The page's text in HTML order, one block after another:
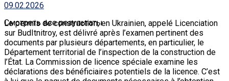
Смотреть все результаты
09.02.2026
Le permis de construction, en Ukrainien, appelé Licenciation
sur BudItnitroy, est délivré après l’examen pertinent des
documents par plusieurs départements, en particulier, le
Département territorial de l’inspection de la construction de
l’État. La Commission de licence spéciale examine les
déclarations des bénéficiaires potentiels de la licence. C’est